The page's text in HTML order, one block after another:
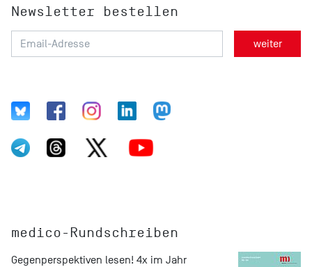
Newsletter bestellen
medico-Rundschreiben
Gegenperspektiven lesen! 4x im Jahr